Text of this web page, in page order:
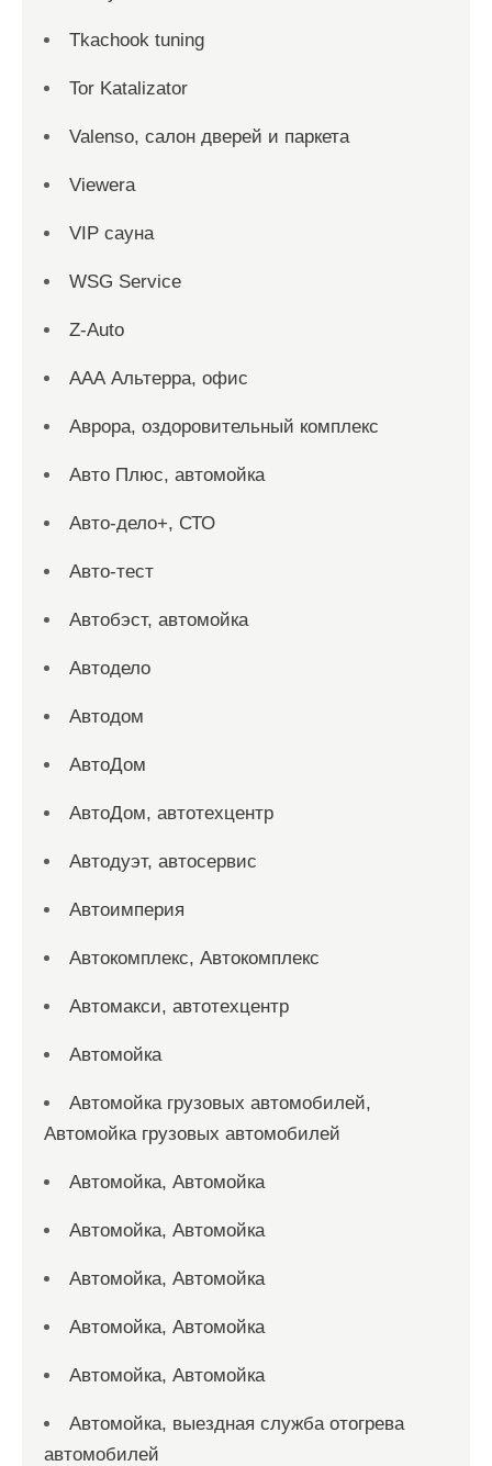
Tkachook tuning
Tor Katalizator
Valenso, салон дверей и паркета
Viewera
VIP сауна
WSG Service
Z-Auto
ААА Альтерра, офис
Аврора, оздоровительный комплекс
Авто Плюс, автомойка
Авто-дело+, СТО
Авто-тест
Автобэст, автомойка
Автодело
Автодом
АвтоДом
АвтоДом, автотехцентр
Автодуэт, автосервис
Автоимперия
Автокомплекс, Автокомплекс
Автомакси, автотехцентр
Автомойка
Автомойка грузовых автомобилей,
Автомойка грузовых автомобилей
Автомойка, Автомойка
Автомойка, Автомойка
Автомойка, Автомойка
Автомойка, Автомойка
Автомойка, Автомойка
Автомойка, выездная служба отогрева
автомобилей